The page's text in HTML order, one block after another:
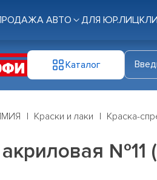
АВТО ДЛЯ ЮР.ЛИЦ
Каталог
Краски и лаки Краска-
№11